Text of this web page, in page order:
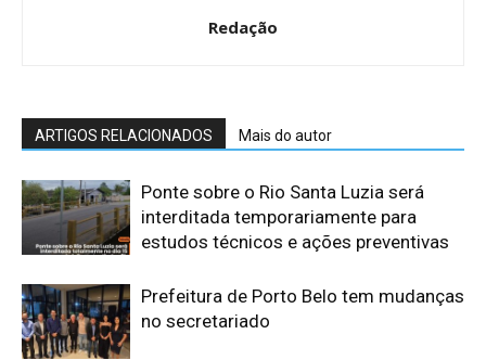
Redação
ARTIGOS RELACIONADOS Mais do autor
Ponte sobre o Rio Santa Luzia será
interditada temporariamente para
estudos técnicos e ações preventivas
​Prefeitura de Porto Belo tem mudanças
no secretariado